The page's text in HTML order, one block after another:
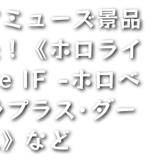
ューズ景品
《ホロライ
IF -ホロベ
ラス･ダー
など